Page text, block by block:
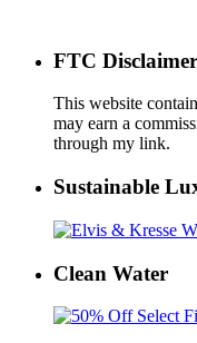
FTC Disclaimer
This website
may earn a
through my link.
Sustainable
Clean Water